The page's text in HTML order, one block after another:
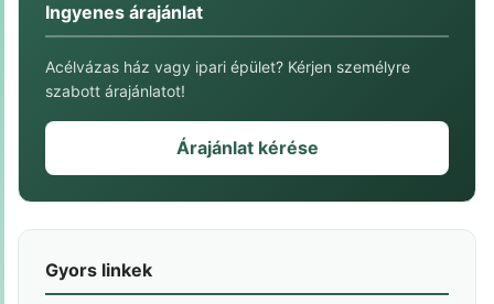
Ingyenes árajánlat
Acélvázas ház vagy ipari épület? Kérjen személyre
szabott árajánlatot!
Árajánlat kérése
Gyors linkek